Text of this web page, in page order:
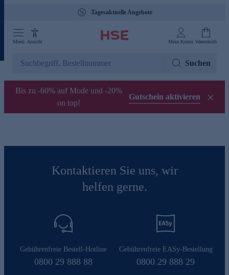
Tagesaktuelle Angebote
Menü Ansicht Mein Konto Warenkorb
Suchen
Bis zu -60% auf Mode und -20%
on top!
Gutschein aktivieren
Kontaktieren Sie uns, wir
helfen gerne.
Gebührenfreie Bestell-Hotline
0800 29 888 88
Gebührenfreie EASy-Bestellung
0800 29 888 29